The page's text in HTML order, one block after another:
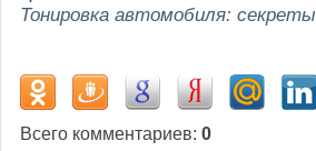
Тонировка автомобиля: секреты
Всего комментариев: 0